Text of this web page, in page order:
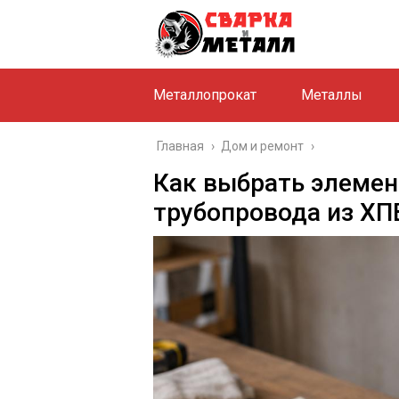
Металлопрокат Металлы
Главная › Дом и ремонт ›
Как выбрать
трубопровода из